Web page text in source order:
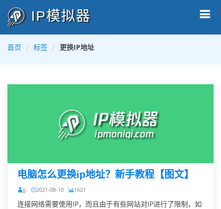
IP模拟器
首页 标签 更换IP地址
电脑怎么更换ip地址？新手教程【图文】
jj 2021-08-10 1621
连接网络需要使用IP，而且由于有些网站对IP进行了限制，如